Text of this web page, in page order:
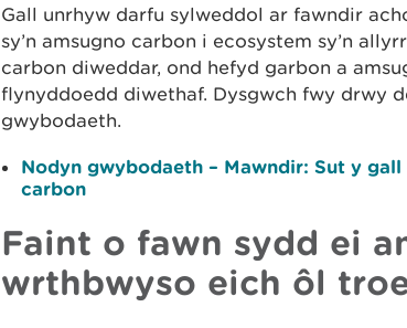
Gall unrhyw darfu sylweddol ar fawndir
sy’n amsugno carbon i ecosystem sy’n
carbon diweddar, ond hefyd garbon a
flynyddoedd diwethaf. Dysgwch fwy drwy
gwybodaeth.
Nodyn gwybodaeth – Mawndir: Sut y
carbon
Faint o fawn sydd ei
wrthbwyso eich ôl